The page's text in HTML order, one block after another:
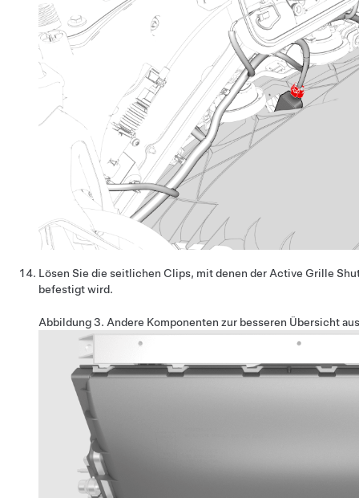
Lösen Sie die seitlichen Clips, mit denen der Active Grille
befestigt wird.
Abbildung 3. Andere Komponenten zur besseren Übersicht